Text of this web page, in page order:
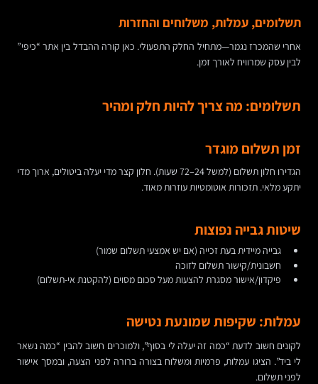
תשלומים, עמלות, משלוחים והחזרות
אחרי שהמכרז נגמר—מתחיל החלק התפעולי. כאן קורה ההבדל בין אתר “כיפי”
לבין עסק שמרוויח לאורך זמן.
תשלומים: מה צריך להיות חלק ומהיר
זמן תשלום מוגדר
הגדירו חלון תשלום (למשל 24–72 שעות). חלון קצר מדי יעלה ביטולים, ארוך מדי
יתקע מלאי. תזכורות אוטומטיות עוזרות מאוד.
שיטות גבייה נפוצות
גבייה מיידית בעת זכייה (אם יש אמצעי תשלום שמור)
חשבונית/קישור תשלום לזוכה
פיקדון/אישור מסגרת להצעות מעל סכום מסוים (להקטנת אי-תשלום)
עמלות: שקיפות שמונעת נטישה
לקונים חשוב לדעת “כמה זה יעלה לי בסוף”, ולמוכרים חשוב להבין “כמה נשאר
לי ביד”. הציגו עמלות, פרמיות ומשלוח בצורה ברורה לפני הצעה, ובמסך אישור
לפני תשלום.